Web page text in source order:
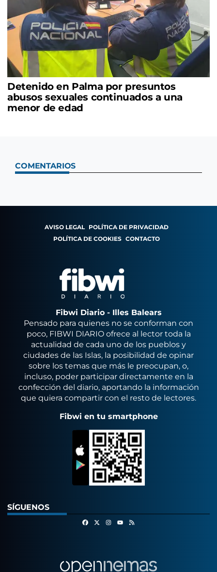
Detenido en Palma por presuntos
abusos sexuales continuados a una
menor de edad
COMENTARIOS
AVISO LEGAL POLÍTICA DE PRIVACIDAD
POLÍTICA DE COOKIES CONTACTO
Fibwi Diario - Illes Balears
Pensado para quienes no se conforman con
poco, FIBWI DIARIO ofrece al lector toda la
actualidad de cada uno de los pueblos y
ciudades de las Islas, la posibilidad de opinar
sobre los temas que más le preocupan, o,
incluso, poder participar directamente en la
confección del diario, aportando la información
que quiera compartir con el resto de lectores.
Fibwi en tu smartphone
SÍGUENOS
FacebookInstagram